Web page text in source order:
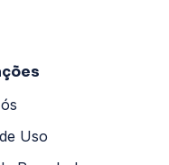
Uso